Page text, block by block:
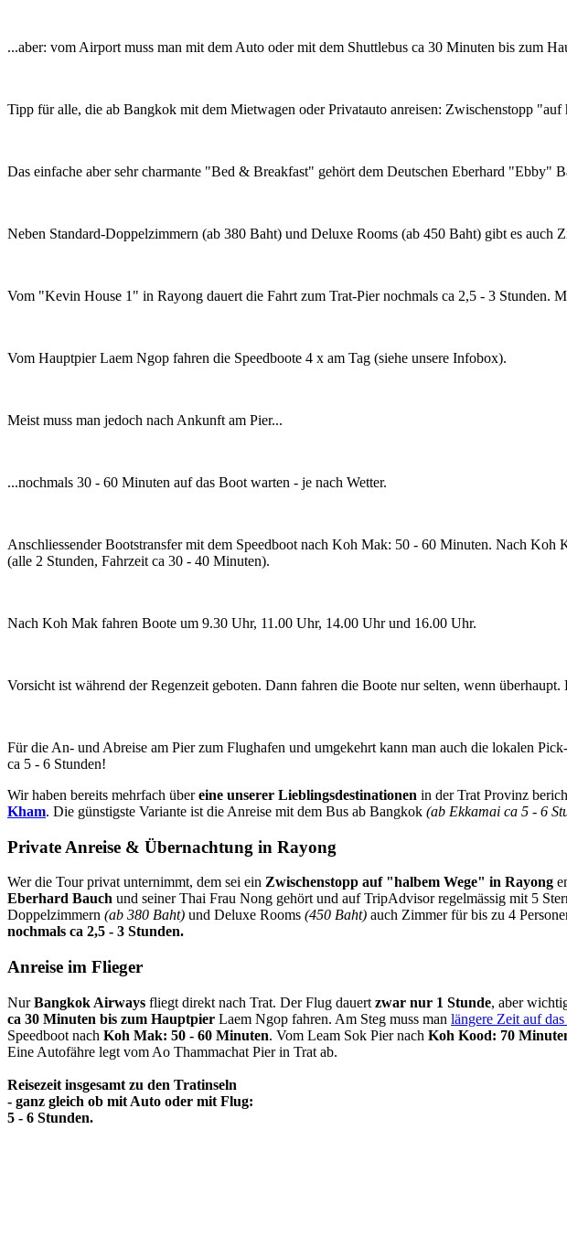
...aber: vom Airport muss man mit dem Auto oder mit dem Shuttlebus ca 30 Minuten bis zum
Tipp für alle, die ab Bangkok mit dem Mietwagen oder Privatauto anreisen: Zwischenstopp
Das einfache aber sehr charmante "Bed & Breakfast" gehört dem Deutschen Eberhard "Ebby"
Neben Standard-Doppelzimmern (ab 380 Baht) und Deluxe Rooms (ab 450 Baht) gibt es
Vom "Kevin House 1" in Rayong dauert die Fahrt zum Trat-Pier nochmals ca 2,5 - 3 Stunden.
Vom Hauptpier Laem Ngop fahren die Speedboote 4 x am Tag (siehe unsere Infobox).
Meist muss man jedoch nach Ankunft am Pier...
...nochmals 30 - 60 Minuten auf das Boot warten - je nach Wetter.
Anschliessender Bootstransfer mit dem Speedboot nach Koh Mak: 50 - 60 Minuten. Nach
(alle 2 Stunden, Fahrzeit ca 30 - 40 Minuten).
Nach Koh Mak fahren Boote um 9.30 Uhr, 11.00 Uhr, 14.00 Uhr und 16.00 Uhr.
Vorsicht ist während der Regenzeit geboten. Dann fahren die Boote nur selten, wenn
Für die An- und Abreise am Pier zum Flughafen und umgekehrt kann man auch die lokalen
ca 5 - 6 Stunden!
Wir haben bereits mehrfach übereine unserer Lieblingsdestinationen in der Trat Provinz
Kham. Die günstigste Variante ist die Anreise mit dem Bus ab Bangkok (ab Ekkamai ca 5 - 6
Private Anreise & Übernachtung in Rayong
Wer die Tour privat unternimmt, dem sei ein Zwischenstopp auf "halbem Wege" in Rayong
Eberhard Bauch und seiner Thai Frau Nong gehört und auf TripAdvisor regelmässig mit 5
Doppelzimmern (ab 380 Baht) und Deluxe Rooms (450 Baht) auch Zimmer für bis zu 4
nochmals ca 2,5 - 3 Stunden.
Anreise im Flieger
NurBangkok Airways fliegt direkt nach Trat. Der Flug dauert zwar nur 1 Stunde, aber
ca 30 Minuten bis zum Hauptpier Laem Ngop fahren. Am Steg muss man längere Zeit auf
Speedboot nach Koh Mak: 50 - 60 Minuten. Vom Leam Sok Pier nach Koh Kood: 70
Eine Autofähre legt vom Ao Thammachat Pier in Trat ab.
Reisezeit insgesamt zu den Tratinseln
- ganz gleich ob mit Auto oder mit Flug:
5 - 6 Stunden.